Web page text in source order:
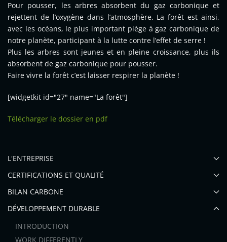
Pour pousser, les arbres absorbent du gaz carbonique et
rejettent de l’oxygène dans l’atmosphère. La forêt est ainsi,
avec les océans, le plus important piège à gaz carbonique de
notre planète, participant à la lutte contre l’effet de serre !
Plus les arbres sont jeunes et en pleine croissance, plus ils
absorbent de gaz carbonique pour pousser.
Faire vivre la forêt c’est laisser respirer la planète !
[widgetkit id="27" name="La forêt"]
Télécharger le dossier en pdf
L'ENTREPRISE
CERTIFICATIONS ET QUALITÉ
BILAN CARBONE
DÉVELOPPEMENT DURABLE
INTRODUCTION
WORK DIFFERENTLY